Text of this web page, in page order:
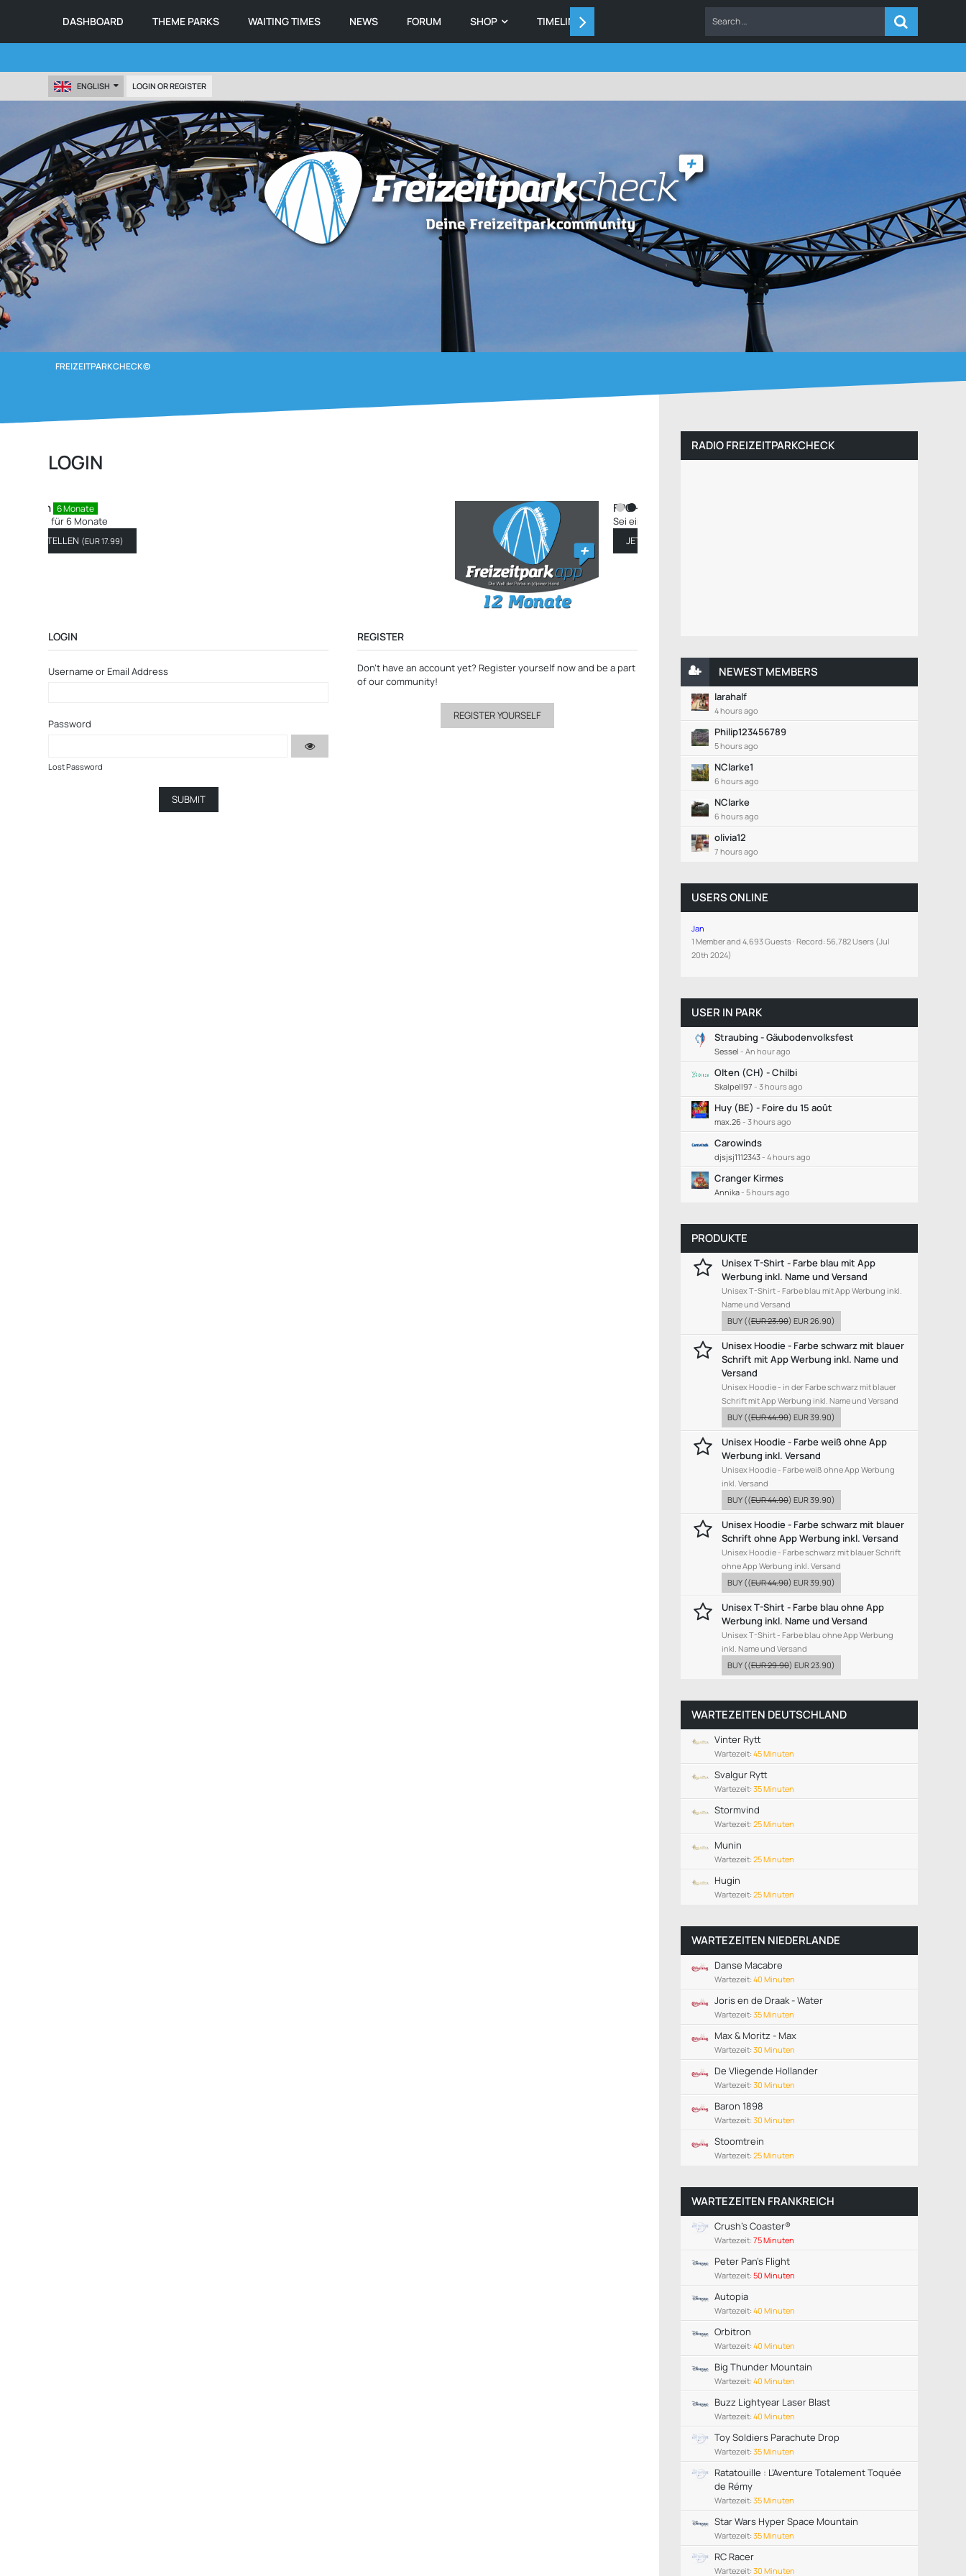
DASHBOARD THEME PARKS WAITING TIMES NEWS FORUM SHOP TIMELINE
ENGLISH LOGIN OR REGISTER
FREIZEITPARKCHECK©
LOGIN
LOGIN
Username or Email Address
Password
Lost Password
REGISTER
Don’t have an account yet? Register yourself nowand be a part
of our community!
REGISTER YOURSELF
RADIO FREIZEITPARKCHECK
NEWEST MEMBERS
larahalf
4 hours ago
Philip123456789
5 hours ago
NClarke1
6 hours ago
NClarke
6 hours ago
olivia12
7 hours ago
USERS ONLINE
Jan
1 Member and 4,693 Guests Record: 56,782 Users (Jul
20th 2024)
USER IN PARK
Straubing - Gäubodenvolksfest
Sessel - An hour ago
Olten (CH) - Chilbi
Skalpell97 - 3 hours ago
Huy (BE) - Foire du 15 août
max.26 - 3 hours ago
Carowinds
djsjsj1112343- 4 hours ago
Cranger Kirmes
Annika- 5 hours ago
PRODUKTE
Unisex T-Shirt - Farbe blau mit App
Werbung inkl. Name und Versand
Unisex T-Shirt - Farbe blau mit App Werbung inkl.
Name und Versand
BUY ((EUR 23.90) EUR 26.90)
Unisex Hoodie - Farbe schwarz mit blauer
Schrift mit App Werbung inkl. Name und
Versand
Unisex Hoodie - in der Farbe schwarz mit blauer
Schrift mit App Werbung inkl. Name und Versand
BUY ((EUR 44.90) EUR 39.90)
Unisex Hoodie - Farbe weiß ohne App
Werbung inkl. Versand
Unisex Hoodie - Farbe weiß ohne App Werbung
inkl. Versand
BUY ((EUR 44.90) EUR 39.90)
Unisex Hoodie - Farbe schwarz mit blauer
Schrift ohne App Werbung inkl. Versand
Unisex Hoodie - Farbe schwarz mit blauer Schrift
ohne App Werbung inkl. Versand
BUY ((EUR 44.90) EUR 39.90)
Unisex T-Shirt - Farbe blau ohne App
Werbung inkl. Name und Versand
Unisex T-Shirt - Farbe blau ohne App Werbung
inkl. Name und Versand
BUY ((EUR 29.90) EUR 23.90)
WARTEZEITEN DEUTSCHLAND
Vinter Rytt
Wartezeit: 45 Minuten
Svalgur Rytt
Wartezeit: 35 Minuten
Stormvind
Wartezeit: 25 Minuten
Munin
Wartezeit: 25 Minuten
Hugin
Wartezeit: 25 Minuten
WARTEZEITEN NIEDERLANDE
Danse Macabre
Wartezeit: 40 Minuten
Joris en de Draak - Water
Wartezeit: 35 Minuten
Max & Moritz - Max
Wartezeit: 30 Minuten
De Vliegende Hollander
Wartezeit: 30 Minuten
Baron 1898
Wartezeit: 30 Minuten
Stoomtrein
Wartezeit: 25 Minuten
WARTEZEITEN FRANKREICH
Crush's Coaster®
Wartezeit: 75 Minuten
Peter Pan's Flight
Wartezeit: 50 Minuten
Autopia
Wartezeit: 40 Minuten
Orbitron
Wartezeit: 40 Minuten
Big Thunder Mountain
Wartezeit: 40 Minuten
Buzz Lightyear Laser Blast
Wartezeit: 40 Minuten
Toy Soldiers Parachute Drop
Wartezeit: 35 Minuten
Ratatouille : L’Aventure Totalement Toquée
de Rémy
Wartezeit: 35 Minuten
Star Wars Hyper Space Mountain
Wartezeit: 35 Minuten
RC Racer
Wartezeit: 30 Minuten